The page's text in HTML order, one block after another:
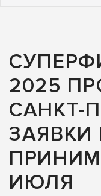
2025
САНКТ-
ЗАЯВКИ
ИЮЛЯ